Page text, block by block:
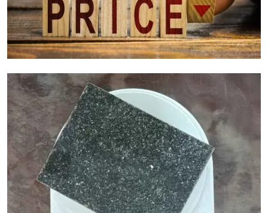
Факторы стоимости гранита